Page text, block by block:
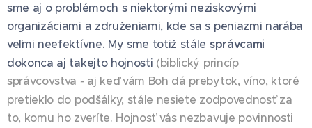
sme aj o problémoch s niektorými neziskovými
organizáciami a združeniami, kde sa s peniazmi narába
veľmi neefektívne. My sme totiž stále správcami
dokonca aj takejto hojnosti (biblický princíp
správcovstva - aj keď vám Boh dá prebytok, víno, ktoré
pretieklo do podšálky, stále nesiete zodpovednosť za
to, komu ho zveríte. Hojnosť vás nezbavuje povinnosti